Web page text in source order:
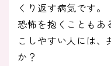
くり返す病気です。
恐怖を抱くこともあ
こしやすい人には、
か？